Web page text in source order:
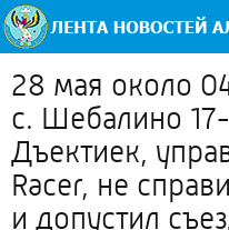
28 мая около
с. Шебалино
Дъектиек,
Racer, не
и допустил